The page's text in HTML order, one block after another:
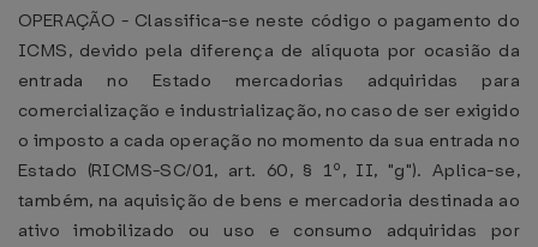
OPERAÇÃO - Classifica-se neste código o pagamento do
ICMS, devido pela diferença de alíquota por ocasião da
entrada no Estado mercadorias adquiridas para
comercialização e industrialização, no caso de ser exigido
o imposto a cada operação no momento da sua entrada no
Estado (RICMS-SC/01, art. 60, § 1º, II, "g"). Aplica-se,
também, na aquisição de bens e mercadoria destinada ao
ativo imobilizado ou uso e consumo adquiridas por